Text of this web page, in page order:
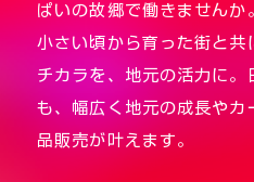
ぱいの故郷で働きませんか
小さい頃から育った街と共
チカラを、地元の活力に。
も、幅広く地元の成長やカ
品販売が叶えます。